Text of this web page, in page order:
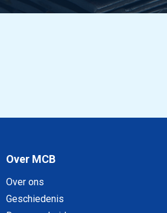
Over MCB
Over ons
Geschiedenis